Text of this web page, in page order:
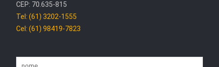
CEP: 70.635-815
Tel: (61) 3202-1555
Cel: (61) 98419-7823